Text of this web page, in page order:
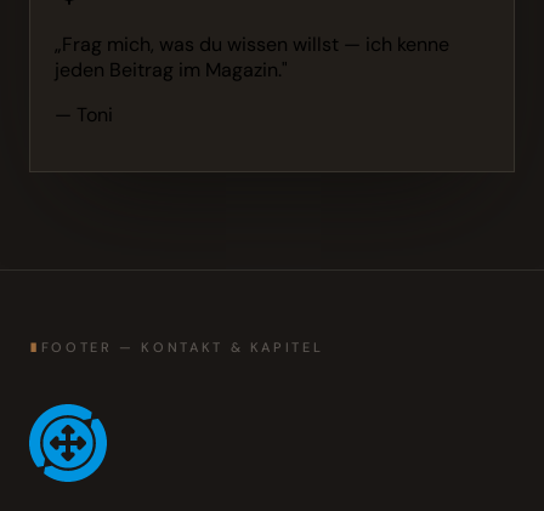
„Frag mich, was du wissen willst — ich kenne
jeden Beitrag im Magazin."
— Toni
∎ FOOTER — KONTAKT & KAPITEL